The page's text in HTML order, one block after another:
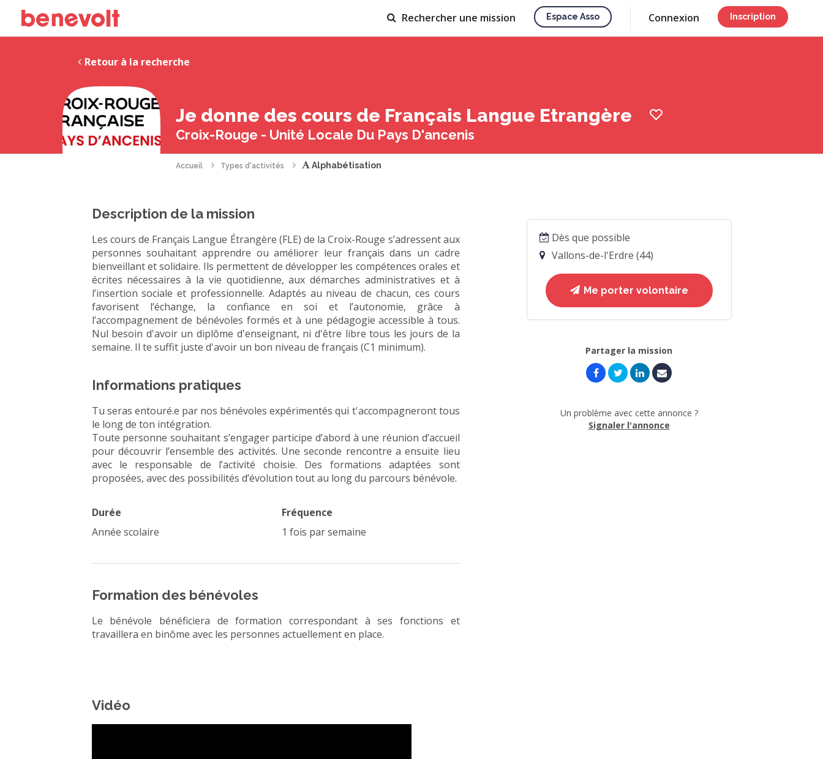
Rechercher une mission Espace Asso Connexion Inscription
Retour à la recherche
Je donne des cours de Français Langue Etrangère
Croix-Rouge - Unité Locale Du Pays D'ancenis
Accueil Types d'activités Alphabétisation
Description de la mission
Les cours de Français Langue Étrangère (FLE) de la Croix-Rouge s’adressent aux
personnes souhaitant apprendre ou améliorer leur français dans un cadre
bienveillant et solidaire. Ils permettent de développer les compétences orales et
écrites nécessaires à la vie quotidienne, aux démarches administratives et à
l’insertion sociale et professionnelle. Adaptés au niveau de chacun, ces cours
favorisent l’échange, la confiance en soi et l’autonomie, grâce à
l’accompagnement de bénévoles formés et à une pédagogie accessible à tous.
Nul besoin d'avoir un diplôme d'enseignant, ni d'être libre tous les jours de la
semaine. Il te suffit juste d'avoir un bon niveau de français (C1 minimum).
Informations pratiques
Tu seras entouré.e par nos bénévoles expérimentés qui t'accompagneront tous
le long de ton intégration.
Toute personne souhaitant s’engager participe d’abord à une réunion d’accueil
pour découvrir l’ensemble des activités. Une seconde rencontre a ensuite lieu
avec le responsable de l’activité choisie. Des formations adaptées sont
proposées, avec des possibilités d’évolution tout au long du parcours bénévole.
Durée
Année scolaire
Fréquence
1 fois par semaine
Formation des bénévoles
Le bénévole bénéficiera de formation correspondant à ses fonctions et
travaillera en binôme avec les personnes actuellement en place.
Dès que possible
Vallons-de-l'Erdre (44)
Me porter volontaire
Partager la mission
Un problème avec cette annonce ?
Signaler l'annonce
Vidéo